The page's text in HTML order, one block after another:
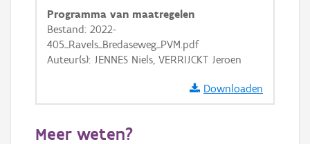
Basis Lagen
OSM-Basiskaart
GRB-Basiskaart
GRB-Basiskaart in grijswaarden
Programma van maatregelen
Bestand: 2022-
405_Ravels_Bredaseweg_PVM.pdf
Auteur(s): JENNES Niels, VERRIJCKT Jeroen
Downloaden
Meer weten?